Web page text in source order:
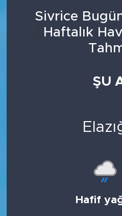
Sivrice
Haftalık
ŞU
Hafif
Haber Arşivi